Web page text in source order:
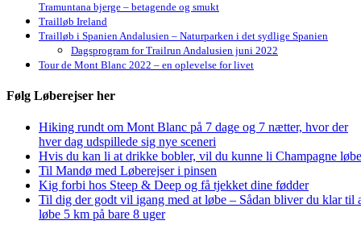
Tramuntana bjerge – betagende og smukt
Trailløb Ireland
Trailløb i Spanien Andalusien – Naturparken i det sydlige Spanien
Dagsprogram for Trailrun Andalusien juni 2022
Tour de Mont Blanc 2022 – en oplevelse for livet
Følg Løberejser her
Hiking rundt om Mont Blanc på 7 dage og 7 nætter, hvor der
hver dag udspillede sig nye sceneri
Hvis du kan li at drikke bobler, vil du kunne li Champagne
Til Mandø med Løberejser i pinsen
Kig forbi hos Steep & Deep og få tjekket dine fødder
Til dig der godt vil igang med at løbe – Sådan bliver du klar til
løbe 5 km på bare 8 uger